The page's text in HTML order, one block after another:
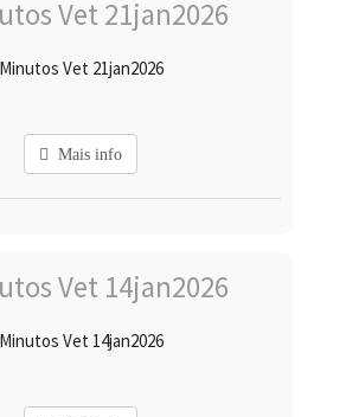
Minutos Vet 21jan2026
Mais info
Minutos Vet 14jan2026